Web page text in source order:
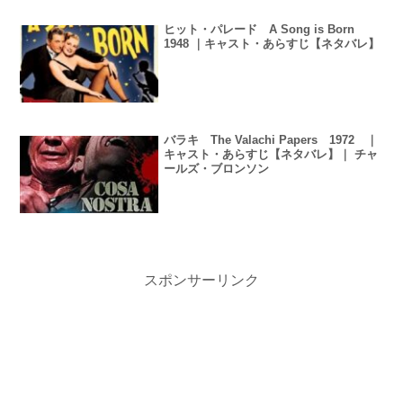
ヒット・パレード A Song is Born
1948 ｜キャスト・あらすじ【ネタバレ】
バラキ The Valachi Papers 1972 ｜
キャスト・あらすじ【ネタバレ】｜ チャ
ールズ・ブロンソン
スポンサーリンク